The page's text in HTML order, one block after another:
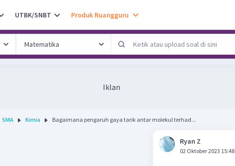
UTBK/SNBT Produk Ruangguru
Iklan
SMA Kimia Bagaimana pengaruh gaya tarik antar molekul terhad...
Ryan Z
02 Oktober 2023 15:48